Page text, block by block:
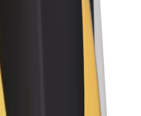
drošība